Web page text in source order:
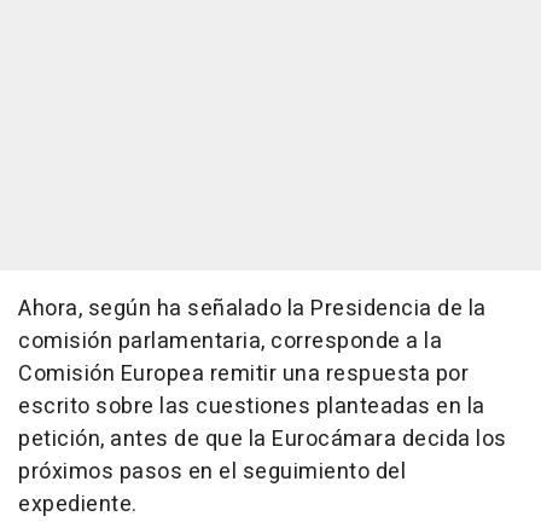
Ahora, según ha señalado la Presidencia de la
comisión parlamentaria, corresponde a la
Comisión Europea remitir una respuesta por
escrito sobre las cuestiones planteadas en la
petición, antes de que la Eurocámara decida los
próximos pasos en el seguimiento del
expediente.